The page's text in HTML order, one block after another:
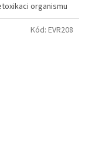
organismu
Kód: EVR208